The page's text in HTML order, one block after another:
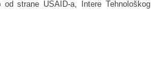
strane USAID-a, Intere Tehnološkog